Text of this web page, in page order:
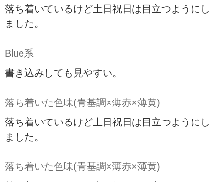
落ち着いているけど土日祝日は目立つようにし
ました。
Blue系
書き込みしても見やすい。
落ち着いた色味(青基調×薄赤×薄黄)
落ち着いているけど土日祝日は目立つようにし
ました。
落ち着いた色味(青基調×薄赤×薄黄)